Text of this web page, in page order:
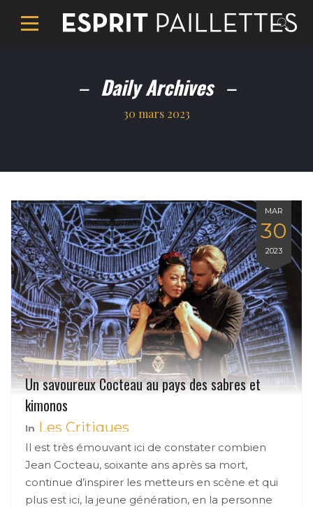
Daily Archives
30 mars 2023
MAR
30
2023
Un savoureux Cocteau au pays des sabres et
kimonos
In Les Critiques
Il est très émouvant ici de constater combien
Jean Cocteau, soixante ans après sa mort,
continue d’inspirer les metteurs en scène et qui
plus est ici, la jeune génération, en la personne